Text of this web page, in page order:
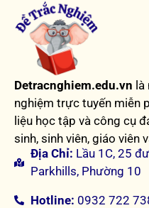
Detracnghiem.edu.vn
nghiệm trực tuyến miễn
liệu học tập và công cụ
sinh, sinh viên, giáo viên
Địa Chỉ: Lầu 1C, 25
Parkhills, Phường 10
Hotline: 0932 722